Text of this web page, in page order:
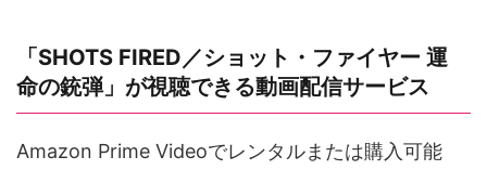
「SHOTS FIRED／ショット・ファイヤー 運
命の銃弾」が視聴できる動画配信サービス
Amazon Prime Videoでレンタルまたは購入可能